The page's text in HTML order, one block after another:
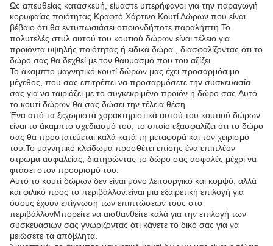
Ως απευθείας κατασκευή, είμαστε υπερήφανοι για την παραγωγή
κορυφαίας ποιότητας Κραφτό Χάρτινο Κουτί Δώρων που είναι
βέβαιο ότι θα εντυπωσιάσει οποιονδήποτε παραλήπτη.Το
πολυτελές στυλ αυτού του κουτιού δώρων είναι τέλειο για
προϊόντα υψηλής ποιότητας ή ειδικά δώρα., διασφαλίζοντας ότι το
δώρο σας θα δεχθεί με τον θαυμασμό που του αξίζει.
Το άκαμπτο μαγνητικό κουτί δώρων μας έχει προσαρμόσιμο
μέγεθος, που σας επιτρέπει να προσαρμόσετε την συσκευασία
σας για να ταιριάζει με το συγκεκριμένο προϊόν ή δώρο σας.Αυτό
το κουτί δώρων θα σας δώσει την τέλεια θέση..
Ένα από τα ξεχωριστά χαρακτηριστικά αυτού του κουτιού δώρων
είναι το άκαμπτο σχεδιασμό του, το οποίο εξασφαλίζει ότι το δώρο
σας θα προστατεύεται καλά κατά τη μεταφορά και τον χειρισμό
του.Το μαγνητικό κλείδωμα προσθέτει επίσης ένα επιπλέον
στρώμα ασφαλείας, διατηρώντας το δώρο σας ασφαλές μέχρι να
φτάσει στον προορισμό του.
Αυτό το κουτί δώρων δεν είναι μόνο λειτουργικό και κομψό, αλλά
και φιλικό προς το περιβάλλον.είναι μια εξαιρετική επιλογή για
όσους έχουν επίγνωση των επιπτώσεών τους στο
περιβάλλονΜπορείτε να αισθανθείτε καλά για την επιλογή των
συσκευασιών σας γνωρίζοντας ότι κάνετε το δικό σας για να
μειώσετε τα απόβλητα.